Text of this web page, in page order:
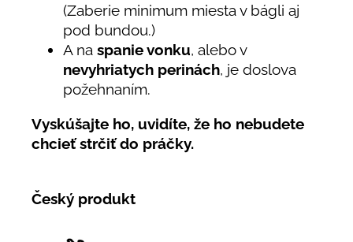
(Zaberie minimum miesta v bágli aj
pod bundou.)
A na spanie vonku, alebo v
nevyhriatych perinách, je doslova
požehnaním.
Vyskúšajte ho, uvidíte, že ho nebudete
chcieť strčiť do práčky.
Český produkt